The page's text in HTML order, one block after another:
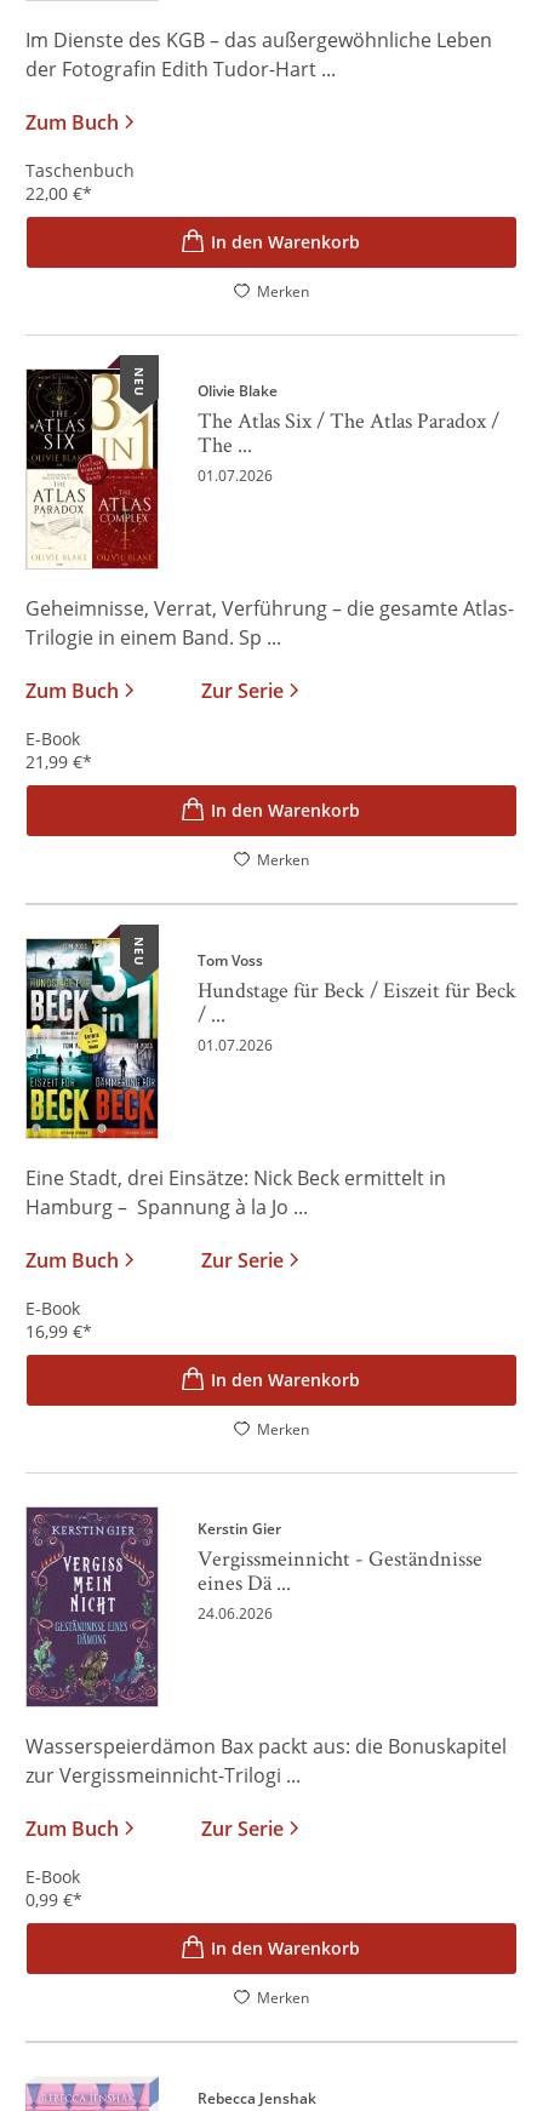
Im Dienste des KGB – das außergewöhnliche Leben
der Fotografin Edith Tudor-Hart ...
Zum Buch
Taschenbuch
22,00 €*
In den Warenkorb
Merken
NEU Olivie Blake
The Atlas Six / The Atlas Paradox /
The ...
01.07.2026
Geheimnisse, Verrat, Verführung – die gesamte Atlas-
Trilogie in einem Band. Sp ...
Zum Buch
Zur Serie
E-Book
21,99 €*
In den Warenkorb
Merken
NEU Tom Voss
Hundstage für Beck / Eiszeit für Beck
/ ...
01.07.2026
Eine Stadt, drei Einsätze: Nick Beck ermittelt in
Hamburg – Spannung à la Jo ...
Zum Buch
Zur Serie
E-Book
16,99 €*
In den Warenkorb
Merken
Kerstin Gier
Vergissmeinnicht - Geständnisse
eines Dä ...
24.06.2026
Wasserspeierdämon Bax packt aus: die Bonuskapitel
zur Vergissmeinnicht-Trilogi ...
Zum Buch
Zur Serie
E-Book
0,99 €*
In den Warenkorb
Merken
Rebecca Jenshak